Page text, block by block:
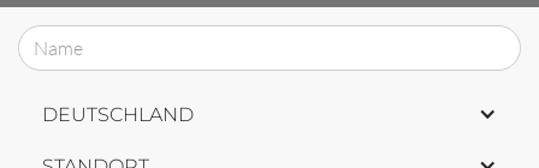
DEUTSCHLAND